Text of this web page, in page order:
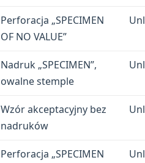
Perforacja „SPECIMEN
OF NO VALUE”
Nadruk „SPECIMEN”,
owalne stemple
Wzór akceptacyjny bez
nadruków
Perforacja „SPECIMEN